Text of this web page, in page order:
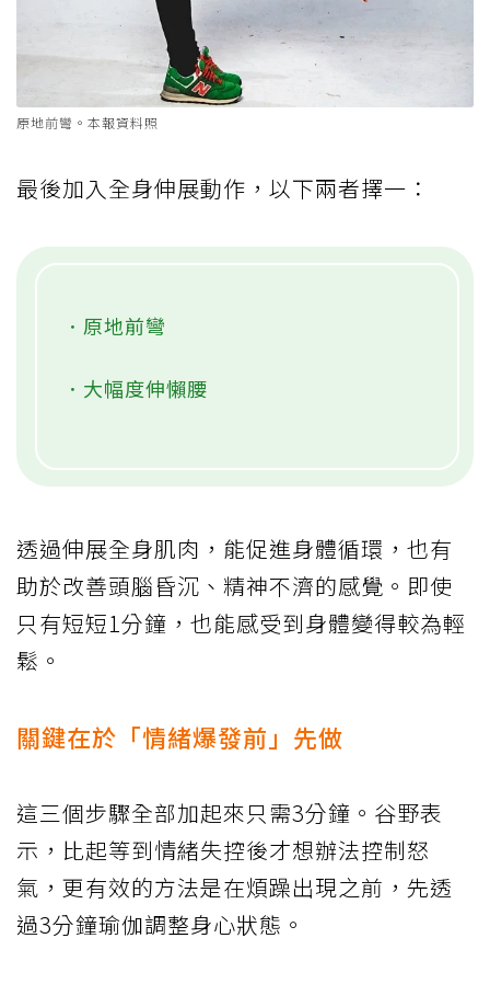
原地前彎。本報資料照
最後加入全身伸展動作，以下兩者擇一：
．原地前彎
．大幅度伸懶腰
透過伸展全身肌肉，能促進身體循環，也有
助於改善頭腦昏沉、精神不濟的感覺。即使
只有短短1分鐘，也能感受到身體變得較為輕
鬆。
關鍵在於「情緒爆發前」先做
這三個步驟全部加起來只需3分鐘。谷野表
示，比起等到情緒失控後才想辦法控制怒
氣，更有效的方法是在煩躁出現之前，先透
過3分鐘瑜伽調整身心狀態。